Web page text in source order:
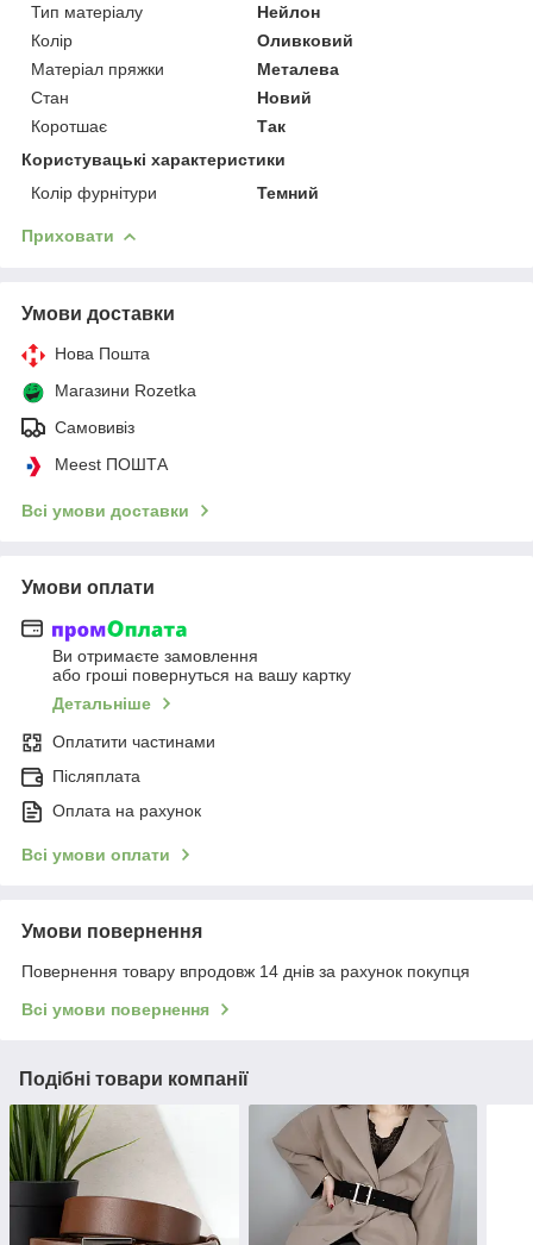
Тип матеріалу
Нейлон
Колір
Оливковий
Матеріал пряжки
Металева
Стан
Новий
Коротшає
Так
Користувацькі характеристики
Колір фурнітури
Темний
Приховати
Умови доставки
Нова Пошта
Магазини Rozetka
Самовивіз
Meest ПОШТА
Всі умови доставки
Умови оплати
Ви отримаєте замовлення
або гроші повернуться на вашу картку
Детальніше
Оплатити частинами
Післяплата
Оплата на рахунок
Всі умови оплати
Умови повернення
Повернення товару впродовж 14 днів за рахунок покупця
Всі умови повернення
Подібні товари компанії